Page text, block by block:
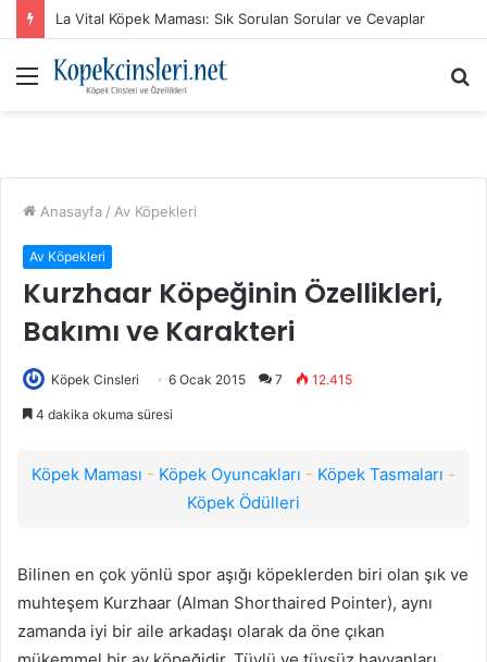
La Vital Köpek Maması: Sık Sorulan Sorular ve Cevaplar
Menü
Anasayfa / Av Köpekleri
Av Köpekleri
Kurzhaar Köpeğinin Özellikleri,
Bakımı ve Karakteri
Köpek Cinsleri 6 Ocak 2015 7 12.415
4 dakika okuma süresi
Köpek Maması - Köpek Oyuncakları - Köpek Tasmaları -
Köpek Ödülleri
Bilinen en çok yönlü spor aşığı köpeklerden biri olan şık ve
muhteşem Kurzhaar (Alman Shorthaired Pointer), aynı
zamanda iyi bir aile arkadaşı olarak da öne çıkan